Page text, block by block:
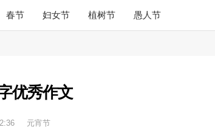
春节 妇女节 植树节 愚人节
优秀作文
元宵节